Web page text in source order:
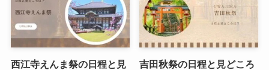
西江寺えんま祭の日程と見
吉田秋祭の日程と見どころ